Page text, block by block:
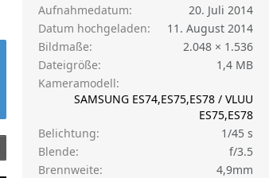
Aufnahmedatum
20. Juli 2014
Datum hochgeladen
11. August 2014
Bildmaße
2.048 × 1.536
Dateigröße
1,4 MB
Kameramodell
SAMSUNG ES74,ES75,ES78 / VLUU
ES75,ES78
Belichtung
1/45 s
Blende
f/3.5
Brennweite
4,9mm